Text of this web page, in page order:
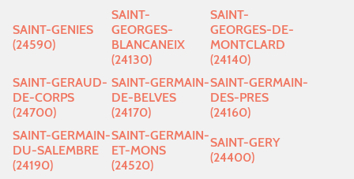
SAINT-GENIES
(24590)
SAINT-
GEORGES-
BLANCANEIX
(24130)
SAINT-
GEORGES-DE-
MONTCLARD
(24140)
SAINT-GERAUD-
DE-CORPS
(24700)
SAINT-GERMAIN-
DE-BELVES
(24170)
SAINT-GERMAIN-
DES-PRES
(24160)
SAINT-GERMAIN-
DU-SALEMBRE
(24190)
SAINT-GERMAIN-
ET-MONS
(24520)
SAINT-GERY
(24400)